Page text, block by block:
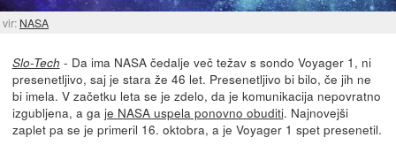
vir: NASA
Slo-Tech - Da ima NASA čedalje več težav s sondo Voyager 1, ni
presenetljivo, saj je stara že 46 let. Presenetljivo bi bilo, če jih ne
bi imela. V začetku leta se je zdelo, da je komunikacija nepovratno
izgubljena, a ga je NASA uspela ponovno obuditi. Najnovejši
zaplet pa se je primeril 16. oktobra, a je Voyager 1 spet presenetil.